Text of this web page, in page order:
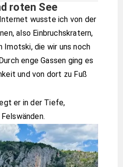
roten See
wusste ich von der
also Einbruchskratern,
Imotski, die wir uns noch
enge Gassen ging es
und von dort zu Fuß
er in der Tiefe,